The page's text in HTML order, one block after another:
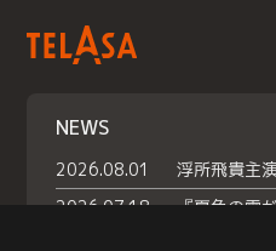
NEWS
2026.08.01
2026.07.18